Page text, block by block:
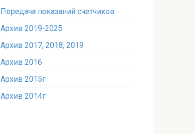
Передача показаний счетчиков
Архив 2019-2025
Архив 2017, 2018, 2019
Архив 2016
Архив 2015г
Архив 2014г